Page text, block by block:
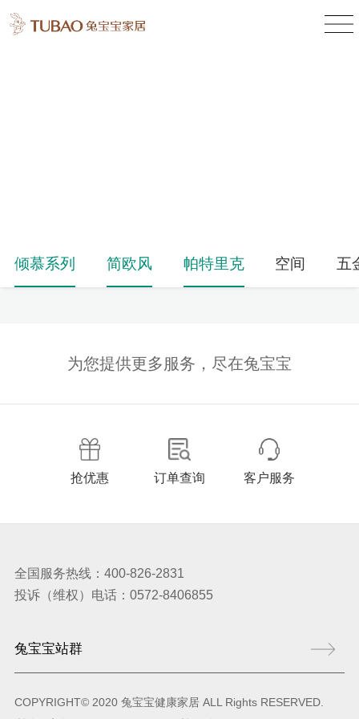
倾慕系列 简欧风 帕特里克 空间 五
为您提供更多服务，尽在兔宝宝
抢优惠 订单查询 客户服务
全国服务热线：400-826-2831
投诉（维权）电话：0572-8406855
COPYRIGHT© 2020 兔宝宝健康家居 ALL Rights RESERVED.